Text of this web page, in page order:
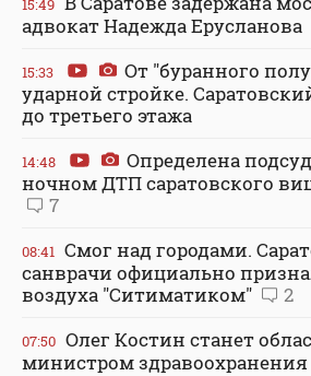
адвокат Надежда Ерусланова
15:33
От "буранного
ударной стройке.
до третьего этажа
14:48
Определена
ночном ДТП саратовского
7
08:41 Смог над городами.
санврачи официально
воздуха "Ситиматиком"
2
07:50 Олег Костин станет
министром здравоохранения